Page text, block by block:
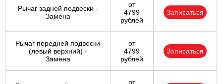
Рычаг задней подвески -
Замена
от
4799
рублей
Записаться
Рычаг передней подвески
(левый верхний) -
Замена
от
4799
рублей
Записаться
от